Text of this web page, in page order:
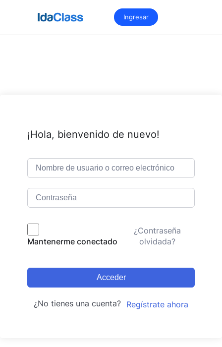
Ingresar
¡Hola, bienvenido de nuevo!
Mantenerme conectado
¿Contraseña
olvidada?
Acceder
¿No tienes una cuenta? Regístrate ahora